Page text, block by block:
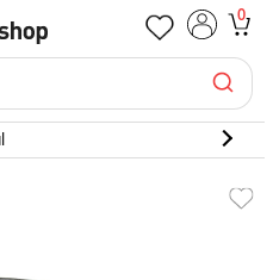
0
Con Renault R5